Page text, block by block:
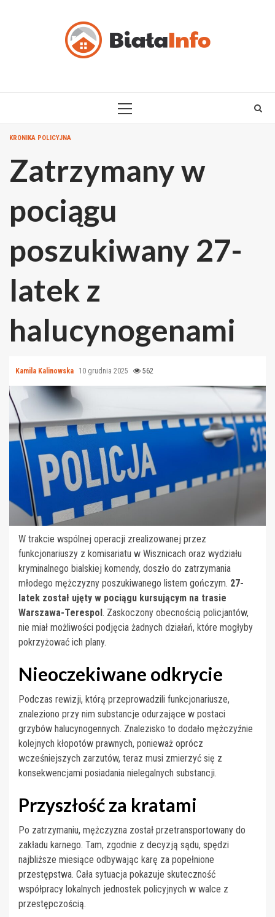
PRIMARY
KRONIKA POLICYJNA
Zatrzymany w
pociągu
poszukiwany 27-
latek z
halucynogenami
Kamila Kalinowska 10 grudnia 2025 562
W trakcie wspólnej operacji zrealizowanej przez
funkcjonariuszy z komisariatu w Wisznicach oraz wydziału
kryminalnego bialskiej komendy, doszło do zatrzymania
młodego mężczyzny poszukiwanego listem gończym. 27-
latek został ujęty w pociągu kursującym na trasie
Warszawa-Terespol. Zaskoczony obecnością policjantów,
nie miał możliwości podjęcia żadnych działań, które mogłyby
pokrzyżować ich plany.
Nieoczekiwane odkrycie
Podczas rewizji, którą przeprowadzili funkcjonariusze,
znaleziono przy nim substancje odurzające w postaci
grzybów halucynogennych. Znalezisko to dodało mężczyźnie
kolejnych kłopotów prawnych, ponieważ oprócz
wcześniejszych zarzutów, teraz musi zmierzyć się z
konsekwencjami posiadania nielegalnych substancji.
Przyszłość za kratami
Po zatrzymaniu, mężczyzna został przetransportowany do
zakładu karnego. Tam, zgodnie z decyzją sądu, spędzi
najbliższe miesiące odbywając karę za popełnione
przestępstwa. Cała sytuacja pokazuje skuteczność
współpracy lokalnych jednostek policyjnych w walce z
przestępczością.